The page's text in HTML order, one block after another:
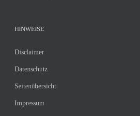
HINWEISE
Disclaimer
Datenschutz
Seitenübersicht
Impressum